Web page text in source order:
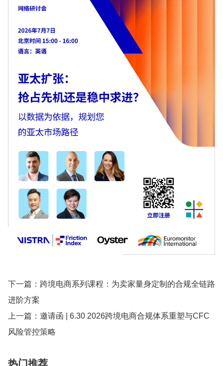
下一篇： 跨境电商系列课程：为卖家量身定制的合规全链路
进阶方案
上一篇： 邀请函 | 6.30 2026跨境电商合规体系重塑与CFC
风险管控策略
热门推荐